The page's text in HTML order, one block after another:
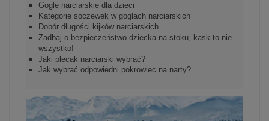
Gogle narciarskie dla dzieci
Kategorie soczewek w goglach narciarskich
Dobór długości kijków narciarskich
Zadbaj o bezpieczeństwo dziecka na stoku, kask to nie
wszystko!
Jaki plecak narciarski wybrać?
Jak wybrać odpowiedni pokrowiec na narty?